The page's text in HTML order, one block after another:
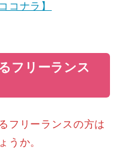
ココナラ】
フリーランス
フリーランスの方は
うか。